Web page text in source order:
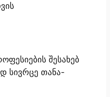
შესახებ
სივრცე თანა-